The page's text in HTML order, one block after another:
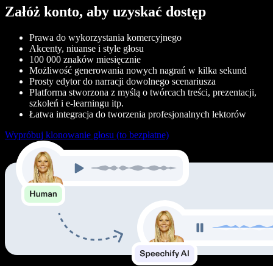
Załóż konto, aby uzyskać dostęp
Prawa do wykorzystania komercyjnego
Akcenty, niuanse i style głosu
100 000 znaków miesięcznie
Możliwość generowania nowych nagrań w kilka sekund
Prosty edytor do narracji dowolnego scenariusza
Platforma stworzona z myślą o twórcach treści, prezentacji,
szkoleń i e‑learningu itp.
Łatwa integracja do tworzenia profesjonalnych lektorów
Wypróbuj klonowanie głosu (to bezpłatne)